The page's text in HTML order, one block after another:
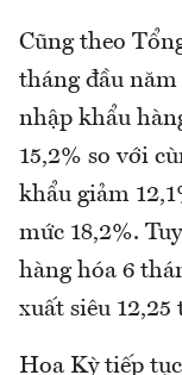
Cũng theo
tháng đầu
nhập khẩu
15,2% so với
khẩu giảm
mức 18,2%.
hàng hóa 6
xuất siêu 12,25
Hoa Kỳ tiếp